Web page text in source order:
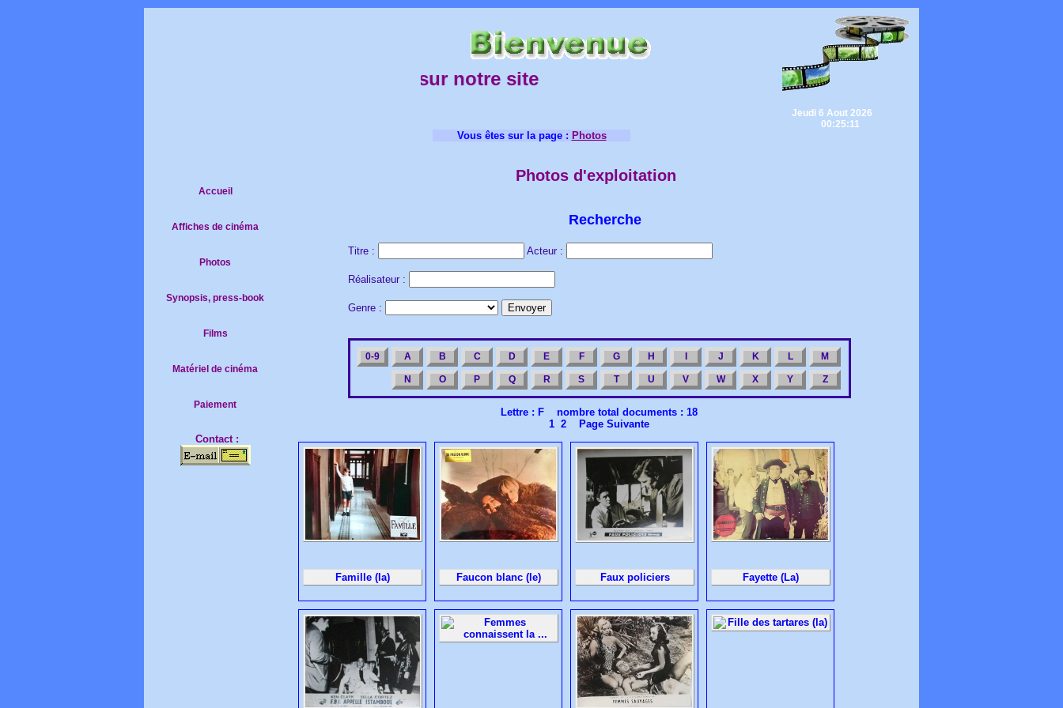
sur notre site
Jeudi 6 Aout 2026
00:25:11
Vous êtes sur la page : Photos
Accueil
Affiches de cinéma
Photos
Synopsis, press-book
Films
Matériel de cinéma
Paiement
Contact :
Photos d'exploitation
Recherche
Titre : Acteur :
Réalisateur :
Genre :
0-9 A B C D E F G H J K L M
N O P Q R S T U V W X Y Z
Lettre : F nombre total documents : 18
1 2 Page Suivante
Famille (la) Faucon blanc (le) Faux policiers Fayette (La)